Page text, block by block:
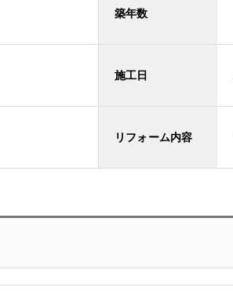
築年数
施工日
リフォーム内容